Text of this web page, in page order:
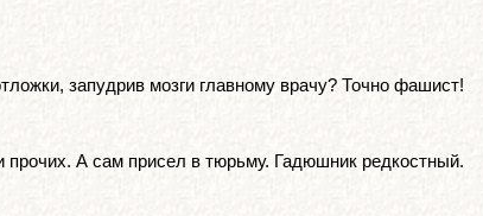
запудрив мозги главному врачу? Точно фашист!
прочих. А сам присел в тюрьму. Гадюшник редкостный.